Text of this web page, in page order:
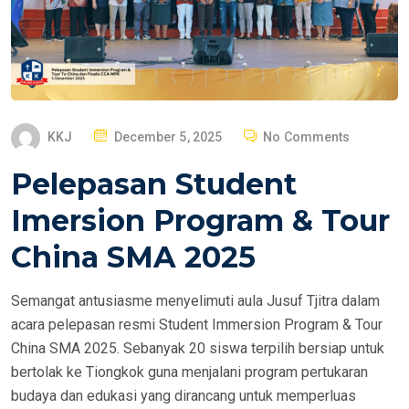
KKJ
P
S
E
D
N
December 5, 2025 No Comments
Pelepasan Student
Imersion Program & Tour
China SMA 2025
Semangat antusiasme menyelimuti aula Jusuf Tjitra dalam
acara pelepasan resmi Student Immersion Program & Tour
China SMA 2025. Sebanyak 20 siswa terpilih bersiap untuk
bertolak ke Tiongkok guna menjalani program pertukaran
budaya dan edukasi yang dirancang untuk memperluas